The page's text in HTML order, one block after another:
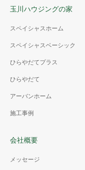
玉川ハウジングの家
スペイシャスホーム
スペイシャスベーシック
ひらやだてプラス
ひらやだて
アーバンホーム
施工事例
会社概要
メッセージ